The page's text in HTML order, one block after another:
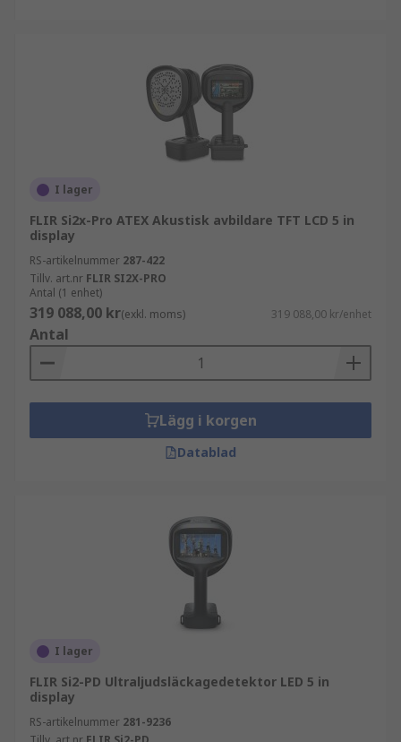
I lager
FLIR Si2x-Pro ATEX Akustisk avbildare TFT LCD 5 in
display
RS-artikelnummer 287-422
Tillv. art.nr FLIR SI2X-PRO
Antal (1 enhet)
319 088,00 kr(exkl. moms) 319 088,00 kr/enhet
Antal
Lägg i korgen
Datablad
I lager
FLIR Si2-PD Ultraljudsläckagedetektor LED 5 in
display
RS-artikelnummer 281-9236